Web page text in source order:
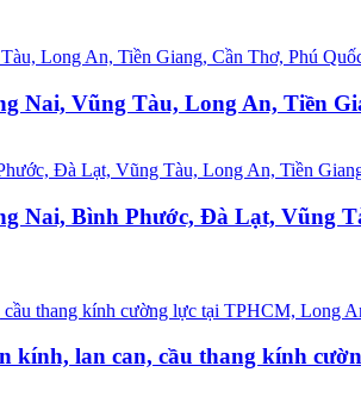
Nai, Vũng Tàu, Long An, Tiền
Nai, Bình Phước, Đà Lạt, Vũng
kính, lan can, cầu thang kính